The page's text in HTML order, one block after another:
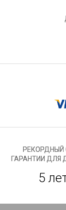
РЕКОРДНЫЙ
ГАРАНТИИ ДЛЯ
5